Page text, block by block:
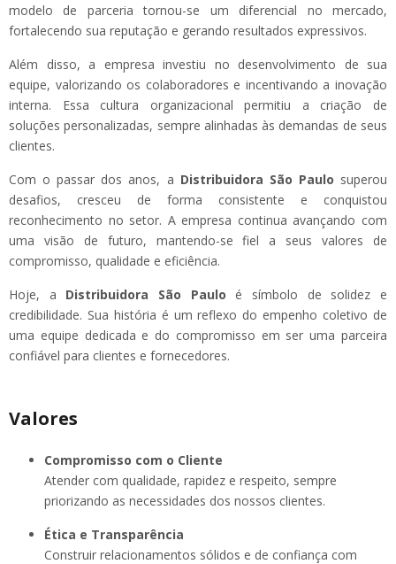
modelo de parceria tornou-se um diferencial no mercado,
fortalecendo sua reputação e gerando resultados expressivos.
Além disso, a empresa investiu no desenvolvimento de sua
equipe, valorizando os colaboradores e incentivando a inovação
interna. Essa cultura organizacional permitiu a criação de
soluções personalizadas, sempre alinhadas às demandas de seus
clientes.
Com o passar dos anos, a Distribuidora São Paulo superou
desafios, cresceu de forma consistente e conquistou
reconhecimento no setor. A empresa continua avançando com
uma visão de futuro, mantendo-se fiel a seus valores de
compromisso, qualidade e eficiência.
Hoje, a Distribuidora São Paulo é símbolo de solidez e
credibilidade. Sua história é um reflexo do empenho coletivo de
uma equipe dedicada e do compromisso em ser uma parceira
confiável para clientes e fornecedores.
Valores
Compromisso com o Cliente
Atender com qualidade, rapidez e respeito, sempre
priorizando as necessidades dos nossos clientes.
Ética e Transparência
Construir relacionamentos sólidos e de confiança com